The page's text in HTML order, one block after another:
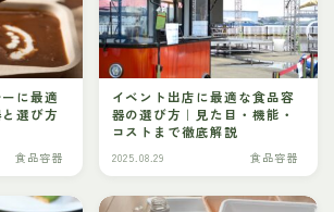
に最適
選び方
食品容器
イベント出店に最適な食品容
器の選び方｜見た目・機能・
コストまで徹底解説
2025.08.29 食品容器